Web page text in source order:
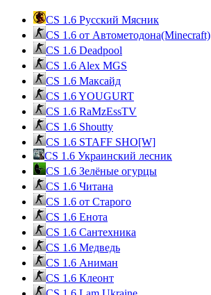
CS 1.6 Русский Мясник
CS 1.6 от Автометодона(Minecraft)
CS 1.6 Deadpool
CS 1.6 Alex MGS
CS 1.6 Максайд
CS 1.6 YOUGURT
CS 1.6 RaMzEssTV
CS 1.6 Shoutty
CS 1.6 STAFF SHO[W]
CS 1.6 Украинский лесник
CS 1.6 Зелёные огурцы
CS 1.6 Читана
CS 1.6 от Cтарого
CS 1.6 Енота
CS 1.6 Сантехника
CS 1.6 Медведь
CS 1.6 Аниман
CS 1.6 Клеонт